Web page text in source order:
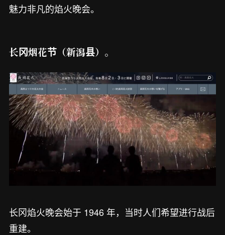
魅力非凡的焰火晚会。
长冈烟花节（新潟县）。
长冈焰火晚会始于 1946 年，当时人们希望进行战后
重建。